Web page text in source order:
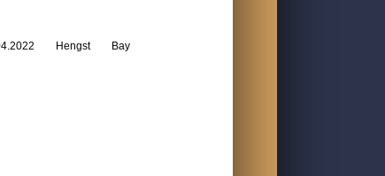
Hengst Bay